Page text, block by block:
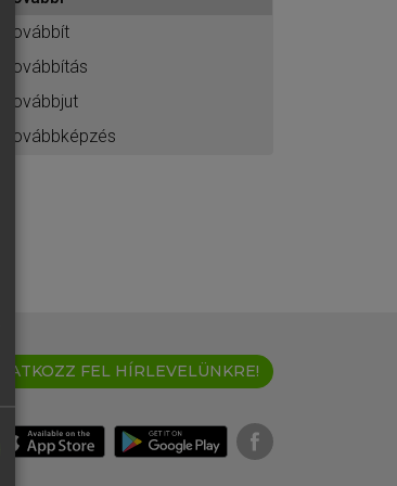
továbbít
továbbítás
továbbjut
továbbképzés
IRATKOZZ FEL HÍRLEVELÜNKRE!